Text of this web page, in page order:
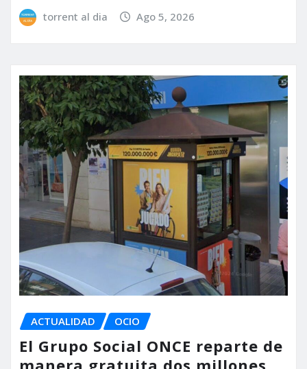
torrent al dia Ago 5, 2026
ACTUALIDAD OCIO
El Grupo Social ONCE reparte de